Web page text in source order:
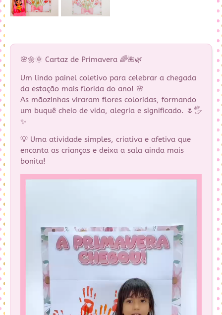
🌸🌼🌞 Cartaz de Primavera 🌈🌺🌿
Um lindo painel coletivo para celebrar a chegada
da estação mais florida do ano! 🌸
As mãozinhas viraram flores coloridas, formando
um buquê cheio de vida, alegria e significado. 🌷🖐️
✨
💡 Uma atividade simples, criativa e afetiva que
encanta as crianças e deixa a sala ainda mais
bonita!
Tocador